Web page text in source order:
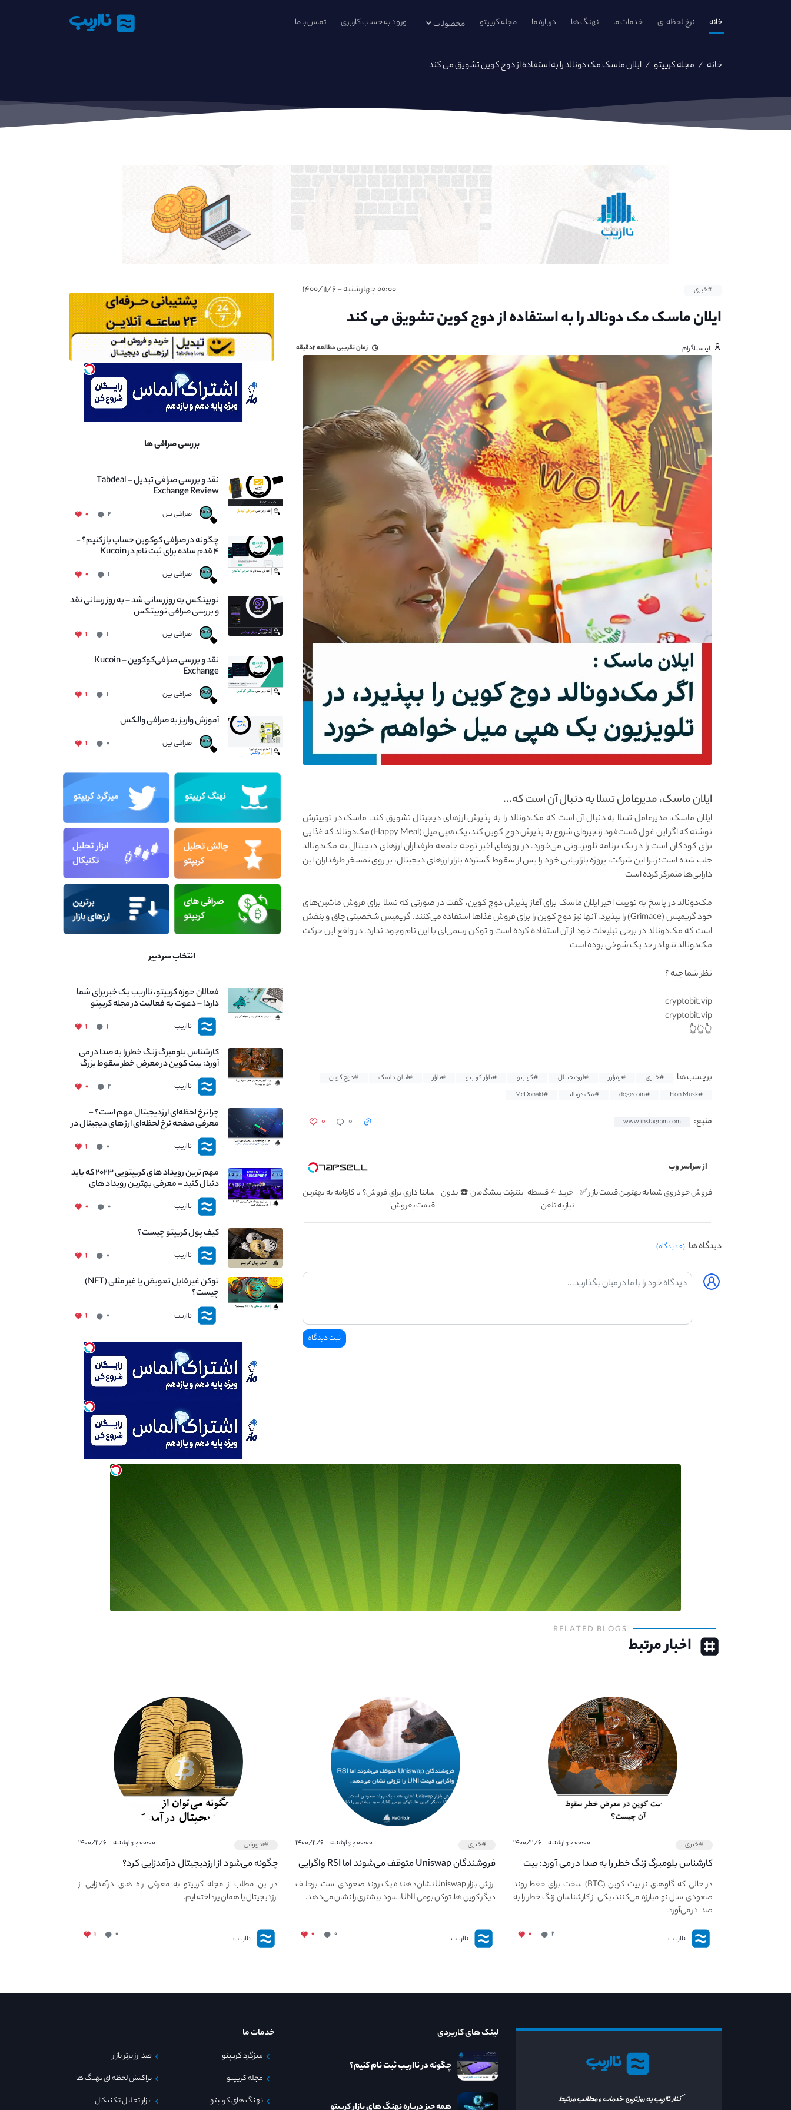
خانه نرخ لحظه ای خدمات ما نهنگ ها درباره ما مجله کریپتو محصولات ورود به حساب کاربری تماس با ما نااریب
خانه / مجله کریپتو / ایلان ماسک مک دونالد را به استفاده از دوج کوین تشویق می کند
#خبری ۰۰:۰۰ چهارشنبه - ۱۴۰۰/۱۱/۶
ایلان ماسک مک دونالد را به استفاده از دوج کوین تشویق می کند
اینستاگرام زمان تقریبی مطالعه۲دقیقه
ایلان ماسک، مدیرعامل تسلا به دنبال آن است که...
ایلان ماسک، مدیرعامل تسلا به دنبال آن است که مک‌دونالد را به پذیرش ارزهای دیجیتال تشویق کند. ماسک در توییترش
نوشته که اگر این غول فست‌فود زنجیره‌ای شروع به پذیرش دوج کوین کند، یک هپی میل (Happy Meal) مک‌دونالد که غذایی
برای کودکان است را در یک برنامه تلویزیونی می‌خورد. در روزهای اخیر توجه جامعه طرفداران ارزهای دیجیتال به مک‌دونالد
جلب شده است؛ زیرا این شرکت، پروژه بازاریابی خود را پس از سقوط گسترده بازار ارزهای دیجیتال، بر روی تمسخر طرفداران این
دارایی‌ها متمرکز کرده است
مک‌دونالد در پاسخ به توییت اخیر ایلان ماسک برای آغاز پذیرش دوج کوین، گفت در صورتی که تسلا برای فروش ماشین‌های
خود گریمیس (Grimace) را بپذیرد، آنها نیز دوج کوین را برای فروش غذاها استفاده می‌کنند. گریمیس شخصیتی چاق و بنفش
است که مک‌دونالد در برخی تبلیغات خود از آن استفاده کرده است و توکن رسمی‌ای با این نام وجود ندارد. در واقع این حرکت
مک‌دونالد تنها در حد یک شوخی بوده است
نظر شما چیه ؟
cryptobit.vip
cryptobit.vip
👆👆👆
برچسب ها #خبری #رمزارز #ارزدیجیتال #کریپتو #بازار کریپتو #بازار #ایلان ماسک
#دوج کوین
#Elon Musk
#dogecoin #مک دونالد #McDonald
منبع: www.instagram.com ۰ ۰
از سراسر وب
فروش خودروی شما به بهترین قیمت بازار ✅
خرید 4 قسطه اینترنت پیشگامان ☎️ بدون
نیاز به تلفن
ساینا داری برای فروش؟ با کارنامه به بهترین
قیمت بفروش!
دیدگاه ها (۰ دیدگاه)
بررسی صرافی ها
نقد و بررسی صرافی تبدیل – Tabdeal
Exchange Review
صرافی بین ۲ ۰
چگونه در صرافی کوکوین حساب باز کنیم؟ -
۴ قدم ساده برای ثبت نام در Kucoin
صرافی بین ۱ ۰
نوبیتکس به روزرسانی شد – به روز رسانی نقد
و بررسی صرافی نوبیتکس
صرافی بین ۱ ۱
نقد و بررسی صرافی‌کوکوین – Kucoin
Exchange
صرافی بین ۱ ۱
آموزش واریز به صرافی والکس
صرافی بین ۰ ۱
انتخاب سردبیر
فعالان حوزه کریپتو، نااریب یک خبر برای شما
دارد! – دعوت به فعالیت در مجله کریپتو
نااریب ۱ ۱
کارشناس بلومبرگ زنگ خطر را به صدا در می
آورد: بیت کوین در معرض خطر سقوط بزرگ
است - دلیل آن چیست؟
نااریب ۲ ۰
چرا نرخ لحظه‌ای ارزدیجیتال مهم است؟ -
معرفی صفحه نرخ لحظه‌ای ارز های دیجیتال در
نااریب
نااریب ۰ ۱
مهم ترین رویداد های کریپتویی ۲۰۲۳ که باید
دنبال کنید – معرفی بهترین رویداد های
جهانی
نااریب ۰ ۰
کیف پول کریپتو چیست؟
نااریب ۰ ۱
توکن غیر قابل تعویض یا غیر مثلی (NFT)
چیست؟
نااریب ۰ ۱
RELATED BLOGS
اخبار مرتبط
#خبری ۰۰:۰۰ چهارشنبه - ۱۴۰۰/۱۱/۶
کارشناس بلومبرگ زنگ خطر را به صدا در می آورد: بیت
کوین در معرض خطر سقوط بزرگ است - دلیل آن
چیست؟
در حالی که گاوهای نر بیت کوین (BTC) سخت برای حفظ روند
صعودی سال نو مبارزه می‌کنند، یکی از کارشناسان زنگ خطر را به
صدا در می‌آورد.
نااریب ۲ ۰
#خبری ۰۰:۰۰ چهارشنبه - ۱۴۰۰/۱۱/۶
فروشندگان Uniswap متوقف می‌شوند اما RSI واگرایی
قیمت UNI نزولی را توسعه می‌دهد.
ارزش بازار Uniswap نشان‌دهنده یک روند صعودی است. برخلاف
دیگر کوین ها، توکن بومی UNI، سود بیشتری را نشان می‌دهد.
نااریب ۰ ۰
#آموزشی ۰۰:۰۰ چهارشنبه - ۱۴۰۰/۱۱/۶
چگونه می‌شود از ارزدیجیتال درآمدزایی کرد؟
در این مطلب از مجله کریپتو به معرفی راه های درآمدزایی از
ارزدیجیتال یا همان پرداخته ایم.
نااریب ۰ ۱
نااریب
کنار نااریب به روزترین خدمات و مطالب مرتبط
لینک های کاربردی
چگونه در نااریب ثبت نام کنیم؟
خدمات ما
میزگرد کریپتو
مجله کریپتو
نهنگ های کریپتو
صد ارز برتر بازار
تراکنش لحظه ای نهنگ ها
ابزار تحلیل تکنیکال